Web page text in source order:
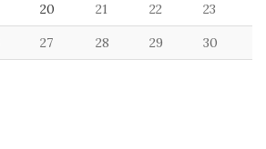
20 21 22 23
27 28 29 30